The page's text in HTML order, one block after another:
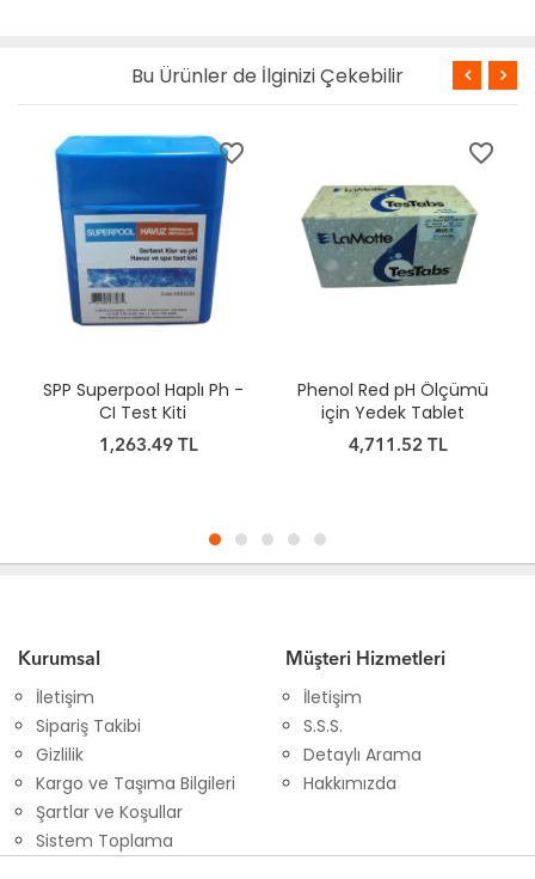
Bu Ürünler de İlginizi Çekebilir
favorite_border
Ph -
Phenol Red pH Ölçümü
için Yedek Tablet
4,711.52 TL
SPP Superpool
CI Test Kiti
769.08 TL
Kurumsal
İletişim
Sipariş Takibi
Gizlilik
Kargo ve Taşıma Bilgileri
Şartlar ve Koşullar
Sistem Toplama
Müşteri Hizmetleri
İletişim
S.S.S.
Detaylı Arama
Hakkımızda